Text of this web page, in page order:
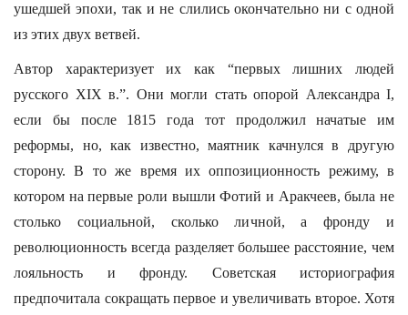
ушедшей эпохи, так и не слились окончательно ни с одной
из этих двух ветвей.
Автор характеризует их как “первых лишних людей
русского XIX в.”. Они могли стать опорой Александра I,
если бы после 1815 года тот продолжил начатые им
реформы, но, как известно, маятник качнулся в другую
сторону. В то же время их оппозиционность режиму, в
котором на первые роли вышли Фотий и Аракчеев, была не
столько социальной, сколько личной, а фронду и
революционность всегда разделяет большее расстояние, чем
лояльность и фронду. Советская историография
предпочитала сокращать первое и увеличивать второе. Хотя